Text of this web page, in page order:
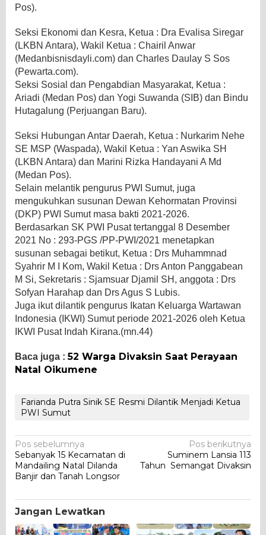
Pos).
Seksi Ekonomi dan Kesra, Ketua : Dra Evalisa Siregar
(LKBN Antara), Wakil Ketua : Chairil Anwar
(Medanbisnisdayli.com) dan Charles Daulay S Sos
(Pewarta.com).
Seksi Sosial dan Pengabdian Masyarakat, Ketua :
Ariadi (Medan Pos) dan Yogi Suwanda (SIB) dan Bindu
Hutagalung (Perjuangan Baru).
Seksi Hubungan Antar Daerah, Ketua : Nurkarim Nehe
SE MSP (Waspada), Wakil Ketua : Yan Aswika SH
(LKBN Antara) dan Marini Rizka Handayani A Md
(Medan Pos).
Selain melantik pengurus PWI Sumut, juga
mengukuhkan susunan Dewan Kehormatan Provinsi
(DKP) PWI Sumut masa bakti 2021-2026.
Berdasarkan SK PWI Pusat tertanggal 8 Desember
2021 No : 293-PGS /PP-PWI/2021 menetapkan
susunan sebagai betikut, Ketua : Drs Muhammnad
Syahrir M I Kom, Wakil Ketua : Drs Anton Panggabean
M Si, Sekretaris : Sjamsuar Djamil SH, anggota : Drs
Sofyan Harahap dan Drs Agus S Lubis.
Juga ikut dilantik pengurus Ikatan Keluarga Wartawan
Indonesia (IKWI) Sumut periode 2021-2026 oleh Ketua
IKWI Pusat Indah Kirana.(mn.44)
Baca juga :52 Warga Divaksin Saat Perayaan
Natal Oikumene
Farianda Putra Sinik SE Resmi Dilantik Menjadi Ketua
PWI Sumut
Navigasi
pos
Pos sebelumnya
Sebanyak 15 Kecamatan di
Mandailing Natal Dilanda
Banjir dan Tanah Longsor
Pos berikutnya
Suminem Lansia 113
Tahun Semangat Divaksin
Jangan Lewatkan